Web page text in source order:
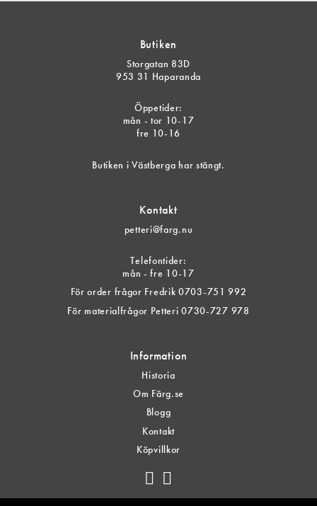
Butiken
Storgatan 83D
953 31 Haparanda
Öppetider:
mån - tor 10-17
fre 10-16
Butiken i Västberga har stängt.
Kontakt
petteri@farg.nu
Telefontider:
mån - fre 10-17
För order frågor Fredrik 0703-751 992
För materialfrågor Petteri 0730-727 978
Information
Historia
Om Färg.se
Blogg
Kontakt
Köpvillkor